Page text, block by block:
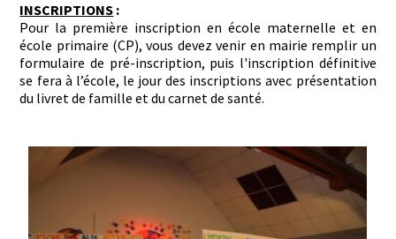
INSCRIPTIONS :
Pour la première inscription en école maternelle et en
école primaire (CP), vous devez venir en mairie remplir un
formulaire de pré-inscription, puis l'inscription définitive
se fera à l’école, le jour des inscriptions avec présentation
du livret de famille et du carnet de santé.